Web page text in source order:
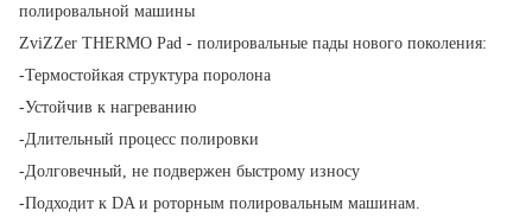
полировальной машины
ZviZZer THERMO Pad - полировальные пады нового поколения:
-Термостойкая структура поролона
-Устойчив к нагреванию
-Длительный процесс полировки
-Долговечный, не подвержен быстрому износу
-Подходит к DA и роторным полировальным машинам.